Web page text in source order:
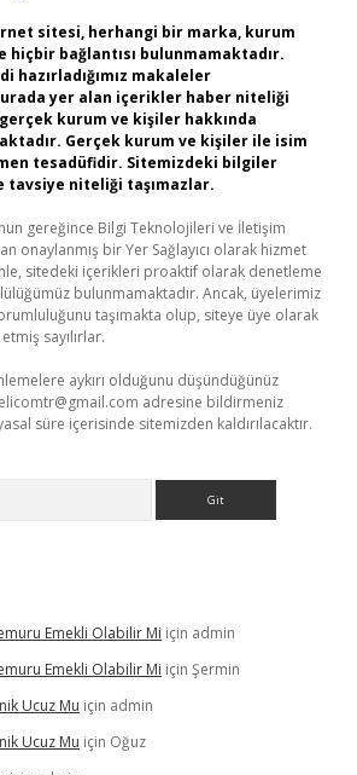
sitesi, herhangi bir marka, kurum
hiçbir bağlantısı bulunmamaktadır.
hazırladığımız makaleler
yer alan içerikler haber niteliği
kurum ve kişiler hakkında
Gerçek kurum ve kişiler ile isim
tesadüfidir. Sitemizdeki bilgiler
tavsiye niteliği taşımazlar.
gereğince Bilgi Teknolojileri ve İletişim
onaylanmış bir Yer Sağlayıcı olarak hizmet
sitedeki içerikleri proaktif olarak denetleme
bulunmamaktadır. Ancak, üyelerimiz
taşımakta olup, siteye üye olarak
sayılırlar.
aykırı olduğunu düşündüğünüz
adresine bildirmeniz
süre içerisinde sitemizden kaldırılacaktır.
Emekli Olabilir Mi için admin
Emekli Olabilir Mi için Şermin
Ucuz Mu için admin
Ucuz Mu için Oğuz